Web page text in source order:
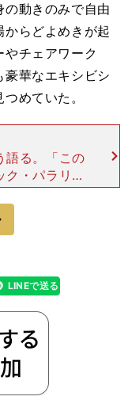
動きのみで自由
らどよめきが起
チェアワーク
華なエキシビシ
めていた。
語る。「この
・パラリン
を獲るために
で３連覇、
LINEで送る